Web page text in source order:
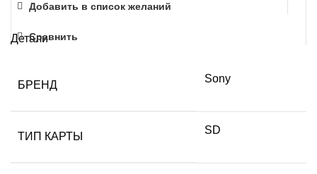
Добавить в список желаний
Сравнить
Детали
БРЕНД
Sony
ТИП КАРТЫ
SD